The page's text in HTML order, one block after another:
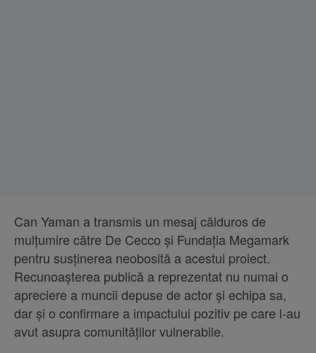
Can Yaman a transmis un mesaj călduros de
mulțumire către De Cecco și Fundația Megamark
pentru susținerea neobosită a acestui proiect.
Recunoașterea publică a reprezentat nu numai o
apreciere a muncii depuse de actor și echipa sa,
dar și o confirmare a impactului pozitiv pe care l-au
avut asupra comunităților vulnerabile.